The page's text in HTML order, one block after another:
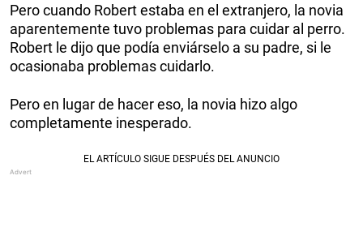
Pero cuando Robert estaba en el extranjero, la novia
aparentemente tuvo problemas para cuidar al perro.
Robert le dijo que podía enviárselo a su padre, si le
ocasionaba problemas cuidarlo.
Pero en lugar de hacer eso, la novia hizo algo
completamente inesperado.